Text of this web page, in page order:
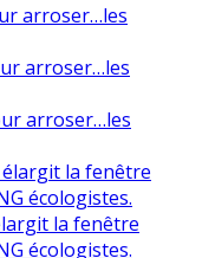
arroser…les
arroser…les
arroser…les
la fenêtre
écologistes.
la fenêtre
écologistes.